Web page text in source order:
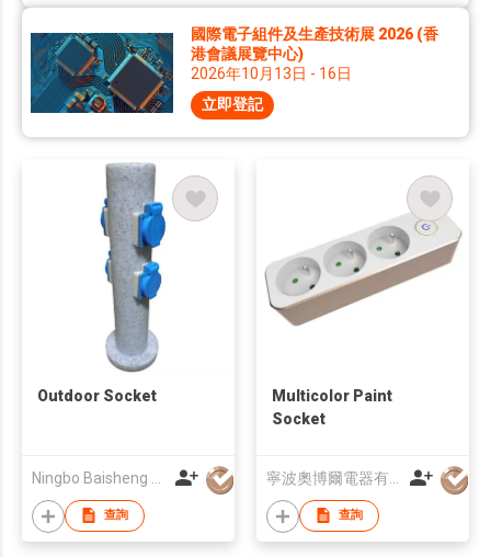
國際電子組件及生產技術展 2026 (香
港會議展覽中心)
2026年10月13日 - 16日
立即登記
Outdoor Socket
查詢
Multicolor Paint
Socket
查詢